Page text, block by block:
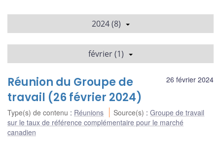
2024 (8)
février (1)
26 février 2024
Réunion du Groupe de
travail (26 février 2024)
Type(s) de contenu : Réunions Source(s) :Groupe de travail
sur le taux de référence complémentaire pour le marché
canadien